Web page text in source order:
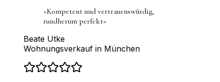
»Kompetent und vertrauenswürdig,
rundherum perfekt«
Beate Utke
Wohnungsverkauf in München